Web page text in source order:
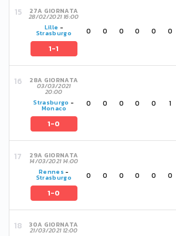
27A GIORNATA
28/02/2021 16:00
Lille -
Strasburgo
1-1
0 0 0 0 0 0
28A GIORNATA
03/03/2021
20:00
Strasburgo -
Monaco
1-0
0 0 0 0 0 1
29A GIORNATA
14/03/2021 14:00
Rennes -
Strasburgo
1-0
0 0 0 0 0 0
30A GIORNATA
21/03/2021 12:00